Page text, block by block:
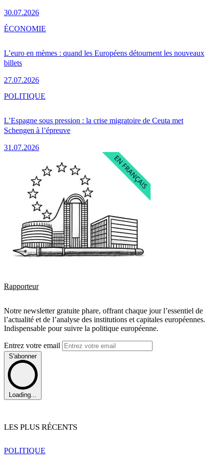
30.07.2026
L’euro en mèmes : quand les Européens détournent les nouveaux
billets
27.07.2026
ÉCONOMIE
L’Espagne sous pression : la crise migratoire de Ceuta met
Schengen à l’épreuve
31.07.2026
POLITIQUE
Rapporteur
Notre newsletter gratuite phare, offrant chaque jour l’essentiel de
l’actualité et de l’analyse des institutions et capitales européennes.
Indispensable pour suivre la politique européenne.
Entrez votre email
S'abonner
Loading...
LES PLUS RÉCENTS
POLITIQUE